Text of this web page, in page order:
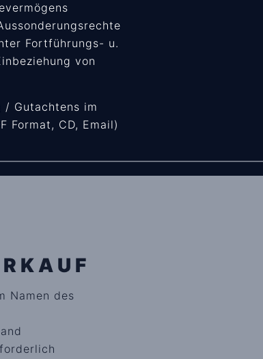
Fortführungs- u.
von
/ Gutachtens im
Format, CD, Email)
Namen des